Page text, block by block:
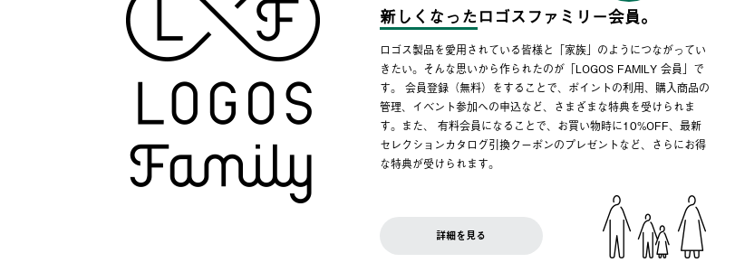
新しくなったロゴスファミリー会員。
ロゴス製品を愛用されている皆様と「家族」のようにつながってい
きたい。そんな思いから作られたのが「LOGOS FAMILY 会員」で
す。 会員登録（無料）をすることで、ポイントの利用、購入商品の
管理、イベント参加への申込など、さまざまな特典を受けられま
す。また、 有料会員になることで、お買い物時に10%OFF、最新
セレクションカタログ引換クーポンのプレゼントなど、さらにお得
な特典が受けられます。
詳細を見る